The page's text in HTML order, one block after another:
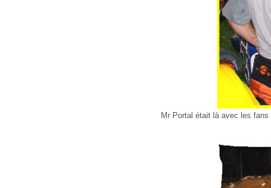
Mr Portal était là avec les